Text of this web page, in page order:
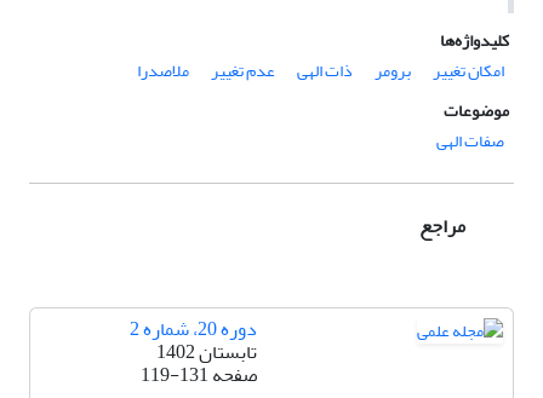
کلیدواژه‌ها
امکان تغییر
برومر ذات الهی عدم تغییر
ملاصدرا
موضوعات
صفات الهی
مراجع
دوره 20، شماره 2
تابستان 1402
صفحه119-131